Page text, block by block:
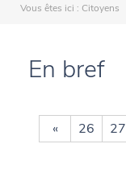
Vous êtes ici : Citoyens
En bref
« 26 27